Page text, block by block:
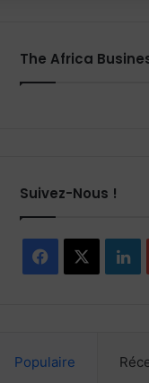
The Africa
Suivez-Nous !
e
L
k
Populaire